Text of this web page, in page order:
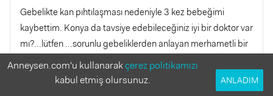
Gebelikte kan pıhtılaşması nedeniyle 3 kez bebeğimi
kaybettim. Konya da tavsiye edebileceğiniz iyi bir doktor var
mı?...lütfen ...sorunlu gebeliklerden anlayan merhametli bir
doktor bilen yok mu?
YANITLA
Anneysen.com'u kullanarakçerez politikamızı
kabul etmiş olursunuz.
ANLADIM